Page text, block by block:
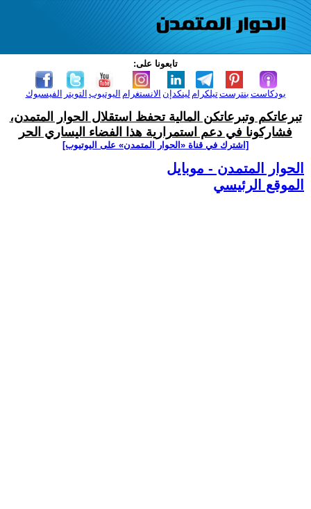
تابعونا على:
الفيسبوك التويتر اليوتيوب الانستغرام لينكدإن تيلكرامبنترست بودكاست
تبرعاتكم وتبرعاتكن المالية تحفظ استقلال الحوار المتمدن،
فشاركونا في دعم استمرارية هذا الفضاء اليساري الحر
[اشترك في قناة ‫«الحوار المتمدن» على اليوتيوب]
الحوار المتمدن - موبايل
الموقع الرئيسي